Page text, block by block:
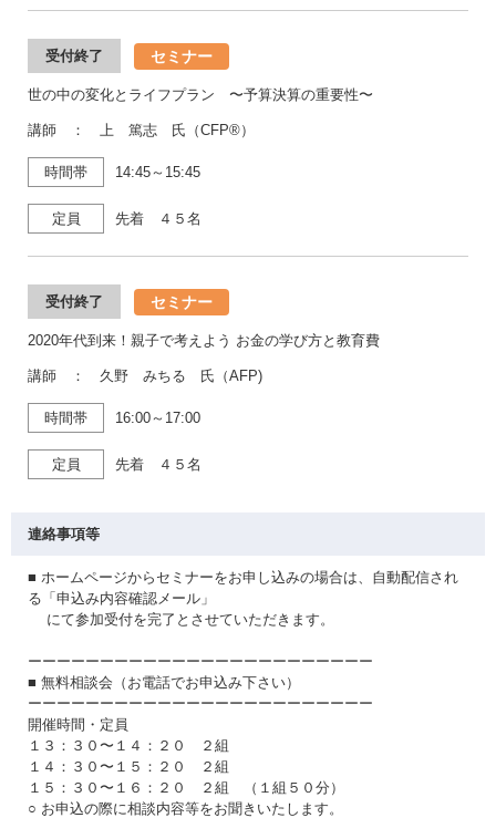
受付終了 セミナー
世の中の変化とライフプラン 〜予算決算の重要性〜
講師 ： 上 篤志 氏（CFP®）
時間帯 14:45～15:45
定員 先着 ４５名
受付終了 セミナー
2020年代到来！親子で考えよう お金の学び方と教育費
講師 ： 久野 みちる 氏（AFP)
時間帯 16:00～17:00
定員 先着 ４５名
連絡事項等
■ ホームページからセミナーをお申し込みの場合は、自動配信され
る「申込み内容確認メール」
にて参加受付を完了とさせていただきます。
ーーーーーーーーーーーーーーーーーーーーーーーー
■ 無料相談会（お電話でお申込み下さい）
ーーーーーーーーーーーーーーーーーーーーーーーー
開催時間・定員
１３：３０〜１４：２０ ２組
１４：３０〜１５：２０ ２組
１５：３０〜１６：２０ ２組 （１組５０分）
○ お申込の際に相談内容等をお聞きいたします。